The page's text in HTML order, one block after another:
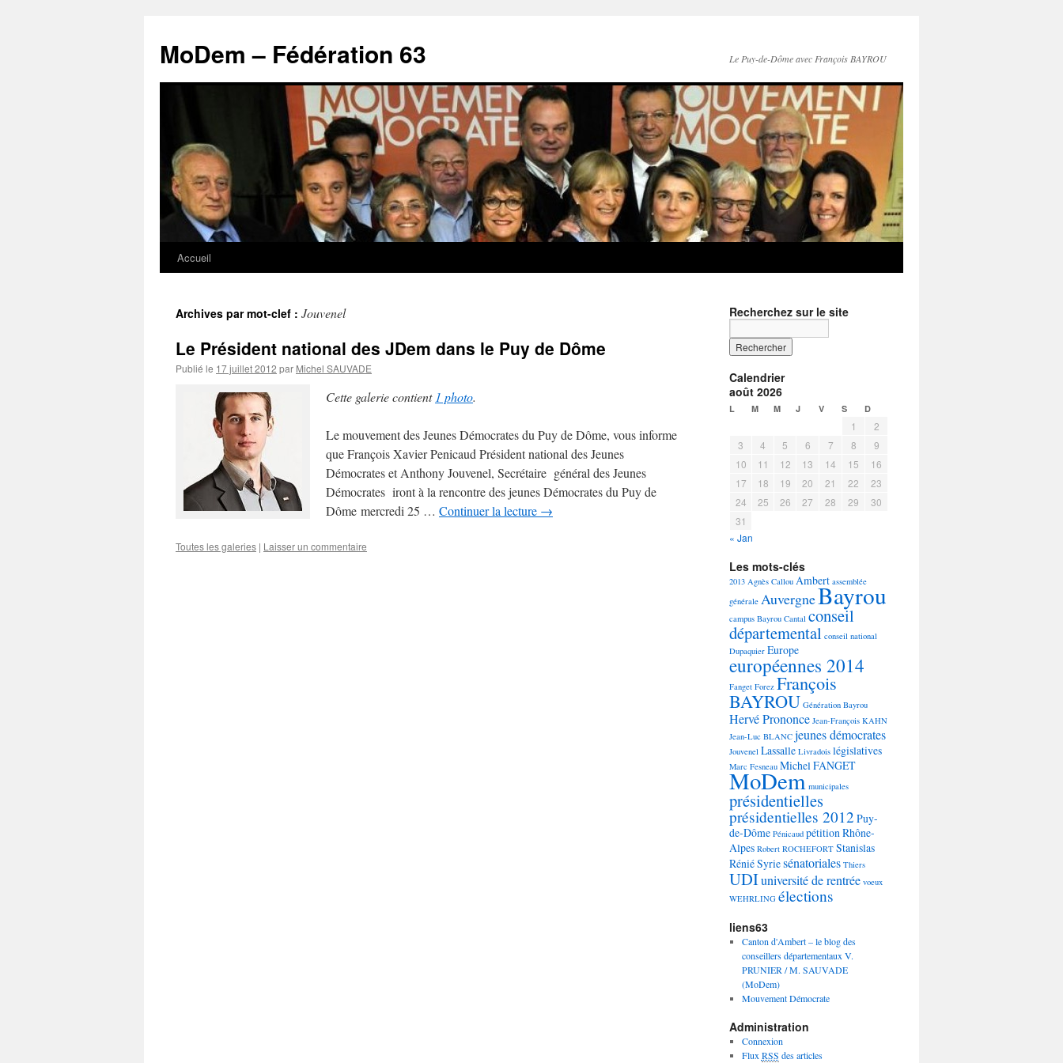
MoDem – Fédération 63 Le Puy-de-Dôme avec François BAYROU
Aller
contenu
Accueil
Archives par mot-clef : Jouvenel
Le Président national des JDem dans le Puy de Dôme
Publié le 17 juillet 2012 par Michel SAUVADE
Cette galerie contient 1 photo.
Le mouvement des Jeunes Démocrates du Puy de Dôme, vous informe
que François Xavier Penicaud Président national des Jeunes
Démocrates et Anthony Jouvenel, Secrétaire général des Jeunes
Démocrates iront à la rencontre des jeunes Démocrates du Puy de
Dôme mercredi 25 … Continuer la lecture →
Toutes les galeries | Laisser un commentaire
Recherchez sur le site
Calendrier
août 2026
L M M J V S D
« Jan
1
2
3
4 5 6 7 8
9
10
11 12 13 14 15
16
17
18 19 20 21 22
23
24
25 26 27 28 29
30
31
Les mots-clés
2013 Agnès Callou Ambert assemblée
générale AuvergneBayrou
campus Bayrou Cantal conseil
départemental conseil national
Dupaquier Europe
européennes 2014
Fanget Forez François
BAYROU Génération Bayrou
Hervé Prononce Jean-François KAHN
Jean-Luc BLANC jeunes démocrates
Jouvenel Lassalle Livradois législatives
Marc Fesneau Michel FANGET
MoDem municipales
présidentielles
présidentielles 2012 Puy-
de-Dôme Pénicaud pétitionRhône-
Alpes Robert ROCHEFORT Stanislas
RéniéSyriesénatoriales Thiers
UDIuniversité de rentrée voeux
WEHRLING élections
liens63
Canton d'Ambert – le blog des
conseillers départementaux V.
PRUNIER / M. SAUVADE
(MoDem)
Mouvement Démocrate
Administration
Connexion
Flux RSS des articles